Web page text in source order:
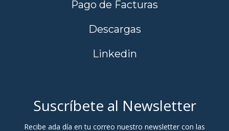
Pago de Facturas
Descargas
Linkedin
Suscríbete al Newsletter
Recibe ada día en tu correo nuestro newsletter con las